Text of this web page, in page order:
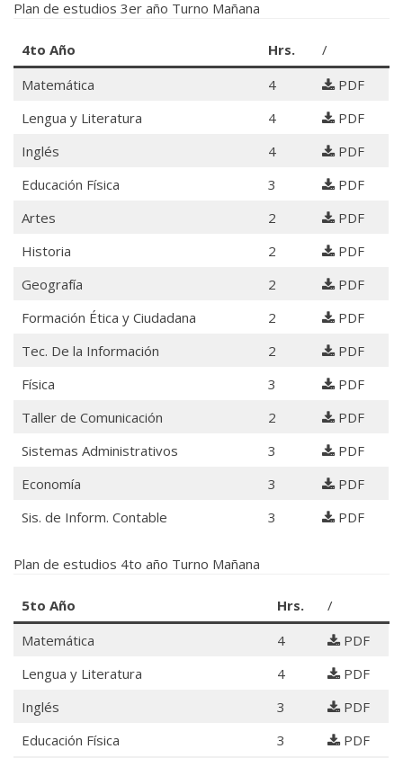
Plan de estudios 3er año Turno Mañana
4to Año Hrs.
/
Matemática
4
PDF
Lengua y Literatura
4
PDF
Inglés
4
PDF
Educación Física
3
PDF
Artes
2
PDF
Historia
2
PDF
Geografía
2
PDF
Formación Ética y Ciudadana
2
PDF
Tec. De la Información
2
PDF
Física
3
PDF
Taller de Comunicación
2
PDF
Sistemas Administrativos
3
PDF
Economía
3
PDF
Sis. de Inform. Contable
3 PDF
Plan de estudios 4to año Turno Mañana
5to Año Hrs.
/
Matemática
4
PDF
Lengua y Literatura
4
PDF
Inglés
3
PDF
Educación Física
3
PDF